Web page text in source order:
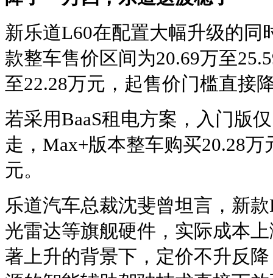
新乐道L60在配置大幅升级的同
款整车售价区间为20.69万至
至22.28万元，起售价门槛直接
若采用BaaS租电方案，入门版
走，Max+版本整车购买20.28万
元。
乐道汽车总裁沈斐曾坦言，新
光雷达等旗舰硬件，实际成本
著上升的背景下，定价不升反